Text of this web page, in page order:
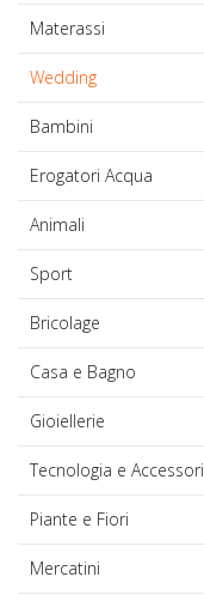
Materassi
Wedding
Bambini
Erogatori Acqua
Animali
Sport
Bricolage
Casa e Bagno
Gioiellerie
Tecnologia e Accessori
Piante e Fiori
Mercatini